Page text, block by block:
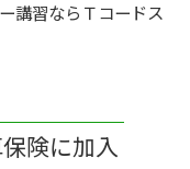
講習ならＴコードス
険に加入